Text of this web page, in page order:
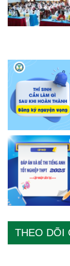
THEO DÕI